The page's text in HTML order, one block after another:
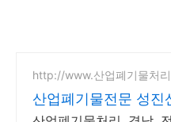
http://www.산업폐기물처
산업폐기물전문 성진
문업체